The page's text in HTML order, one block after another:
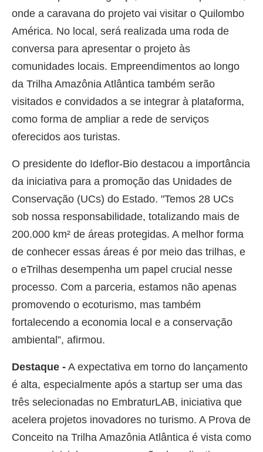
onde a caravana do projeto vai visitar o Quilombo
América. No local, será realizada uma roda de
conversa para apresentar o projeto às
comunidades locais. Empreendimentos ao longo
da Trilha Amazônia Atlântica também serão
visitados e convidados a se integrar à plataforma,
como forma de ampliar a rede de serviços
oferecidos aos turistas.
O presidente do Ideflor-Bio destacou a importância
da iniciativa para a promoção das Unidades de
Conservação (UCs) do Estado. "Temos 28 UCs
sob nossa responsabilidade, totalizando mais de
200.000 km² de áreas protegidas. A melhor forma
de conhecer essas áreas é por meio das trilhas, e
o eTrilhas desempenha um papel crucial nesse
processo. Com a parceria, estamos não apenas
promovendo o ecoturismo, mas também
fortalecendo a economia local e a conservação
ambiental”, afirmou.
Destaque - A expectativa em torno do lançamento
é alta, especialmente após a startup ser uma das
três selecionadas no EmbraturLAB, iniciativa que
acelera projetos inovadores no turismo. A Prova de
Conceito na Trilha Amazônia Atlântica é vista como